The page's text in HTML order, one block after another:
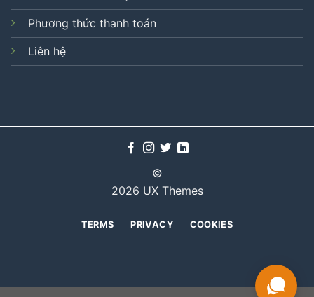
Phương thức thanh toán
Liên hệ
©
2026 UX Themes
TERMS PRIVACY COOKIES